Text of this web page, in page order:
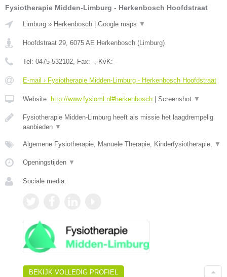
Fysiotherapie Midden-Limburg - Herkenbosch Hoofdstraat
Limburg » Herkenbosch Google maps ▼
Hoofdstraat 29 6075 AE Herkenbosch ( Limburg)
Tel: 0475-532102 , Fax: - , KvK: -
E-mail › Fysiotherapie Midden-Limburg - Herkenbosch Hoofdstraat
Website: http://www.fysioml.nl#herkenbosch Screenshot ▼
Fysiotherapie Midden-Limburg heeft als missie het laagdrempelig
aanbieden ▼
Algemene Fysiotherapie, Manuele Therapie, Kinderfysiotherapie, ▼
Openingstijden ▼
Sociale media:
BEKIJK VOLLEDIG PROFIEL